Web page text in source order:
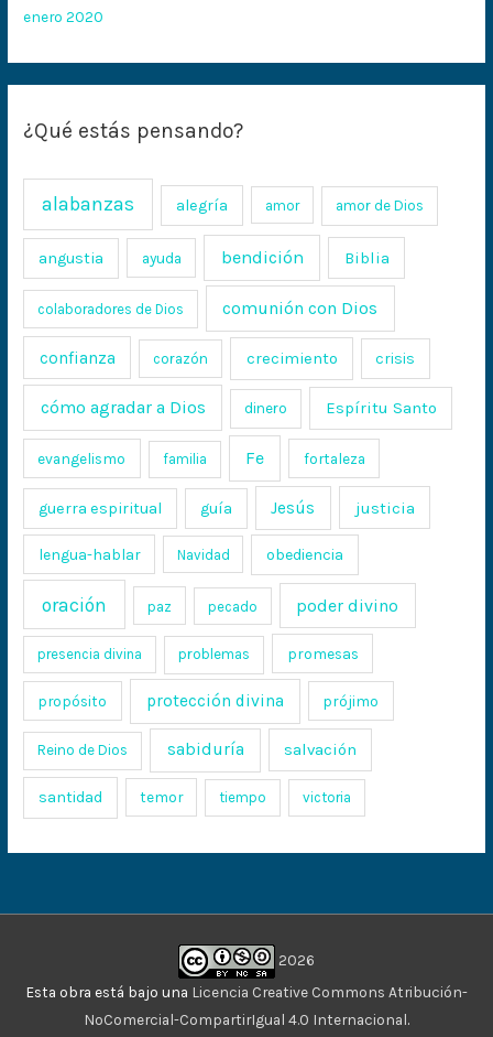
enero 2020
¿Qué estás pensando?
alabanzas alegría amor amor de Dios
angustia ayuda bendición Biblia
colaboradores de Dios comunión con Dios
confianza corazón crecimiento crisis
cómo agradar a Dios dinero Espíritu Santo
evangelismo familia Fe fortaleza
guerra espiritual guía Jesús justicia
lengua-hablar Navidad obediencia
oración paz pecado poder divino
presencia divina problemas promesas
propósito protección divina prójimo
Reino de Dios sabiduría salvación
santidad temor tiempo victoria
2026
Esta obra está bajo una Licencia Creative Commons Atribución-
NoComercial-CompartirIgual 4.0 Internacional.